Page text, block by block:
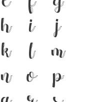
h
i
j
k
l m
n o p